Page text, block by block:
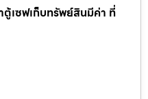
ตู้เซฟเก็บทรัพย์สินมีค่า ที่